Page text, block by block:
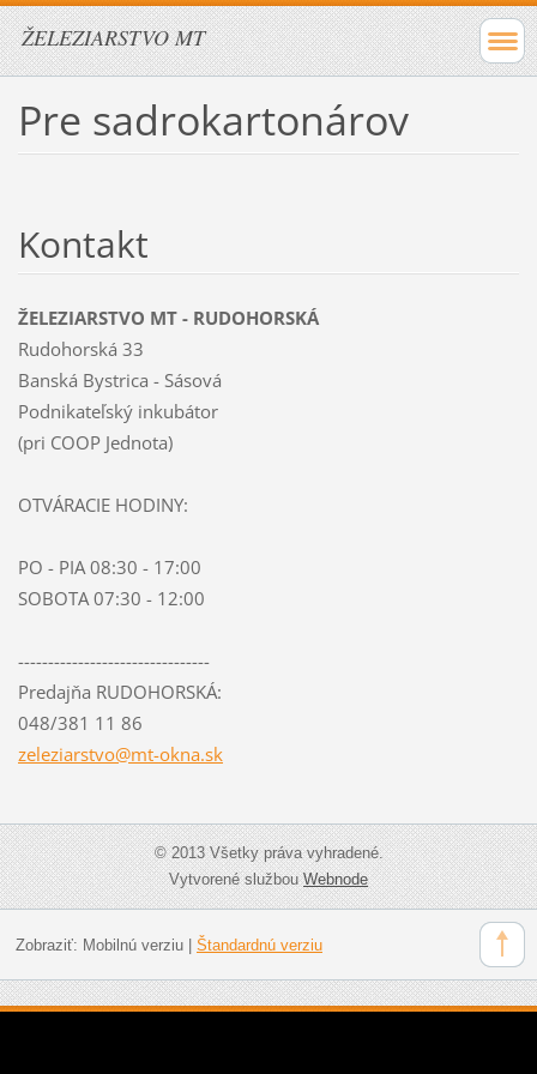
ŽELEZIARSTVO MT
Pre sadrokartonárov
Kontakt
ŽELEZIARSTVO MT - RUDOHORSKÁ
Rudohorská 33
Banská Bystrica - Sásová
Podnikateľský inkubátor
(pri COOP Jednota)
OTVÁRACIE HODINY:
PO - PIA 08:30 - 17:00
SOBOTA 07:30 - 12:00
--------------------------------
Predajňa RUDOHORSKÁ:
048/381 11 86
zeleziarstvo@mt-okna.sk
© 2013 Všetky práva vyhradené.
Vytvorené službouWebnode
Zobraziť: Mobilnú verziu| Štandardnú verziu